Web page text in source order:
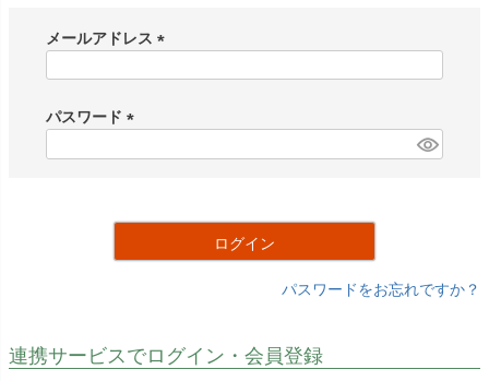
メールアドレス
)
パスワード
ログイン
パスワードをお忘れですか？
連携サービスでログイン・会員登録